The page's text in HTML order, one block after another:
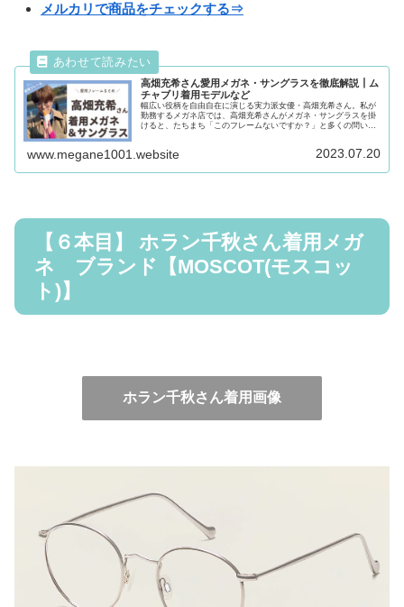
メルカリで商品をチェックする⇒
高畑充希さん愛用メガネ・サングラスを徹底解説┃ム
チャブリ着用モデルなど
幅広い役柄を自由自在に演じる実力派女優・高畑充希さん。私が
勤務するメガネ店では、高畑充希さんがメガネ・サングラスを掛
けると、たちまち「このフレームないですか？」と多くの問い合
www.megane1001.website 2023.07.20
【６本目】 ホラン千秋さん着用メガ
ネ ブランド【MOSCOT(モスコッ
ト)】
ホラン千秋さん着用画像